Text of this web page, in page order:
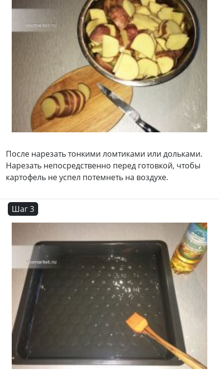
После нарезать тонкими ломтиками или дольками.
Нарезать непосредственно перед готовкой, чтобы
картофель не успел потемнеть на воздухе.
Шаг 3